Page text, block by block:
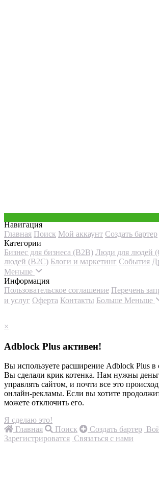
Навигация
Главная Поиск Мой аккаунт Создать бартер
Категории
Бизнес для бизнеса (B2B) Люди для людей
людей (B2C) Блоги и маркетинг События
Меньше
Информация
Пользовательское соглашение Перечень
и услуг Оферта Контакты Больше Меньше
×
Adblock Plus активен!
Вы используете расширение Adblock Plus в
Вы сделали крик котенка. Нам нужны
управлять сайтом, и почти все это
онлайн-рекламы. Если вы хотите
можете отключить его.
Я сделаю это!
Главная
Поиск Создать бартер
Зарегистрироватся Связаться с нами